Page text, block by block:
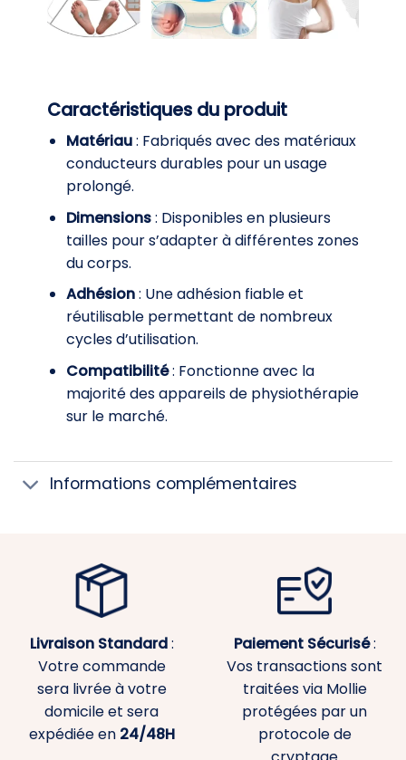
Caractéristiques du produit
Matériau: Fabriqués avec des matériaux
conducteurs durables pour un usage
prolongé.
Dimensions: Disponibles en plusieurs
tailles pour s’adapter à différentes zones
du corps.
Adhésion: Une adhésion fiable et
réutilisable permettant de nombreux
cycles d’utilisation.
Compatibilité: Fonctionne avec la
majorité des appareils de physiothérapie
sur le marché.
Informations complémentaires
Livraison Standard:
Votre commande
sera livrée à votre
domicile et sera
expédiée en 24/48H
Paiement Sécurisé:
Vos transactions sont
traitées via Mollie
protégées par un
protocole de